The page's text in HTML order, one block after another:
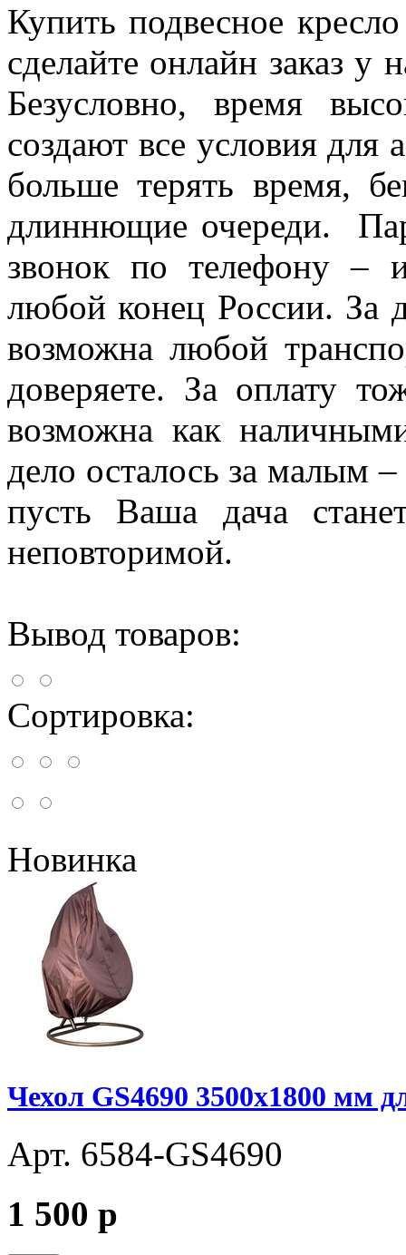
Купить подвесное
сделайте онлайн заказ у
Безусловно, время
создают все условия для
больше терять время,
длиннющие очереди.
звонок по телефону –
любой конец России. За
возможна любой
доверяете. За оплату
возможна как
дело осталось за малым –
пусть Ваша дача
неповторимой.
Вывод товаров:
Сортировка:
Новинка
Чехол GS4690 3500x1800 мм
Арт. 6584-GS4690
1 500 p